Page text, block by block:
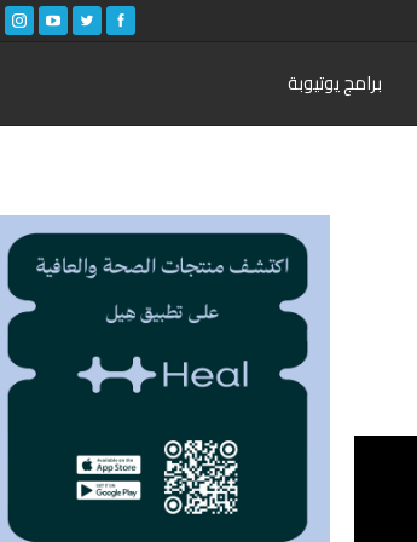
برامج يوتيوبة